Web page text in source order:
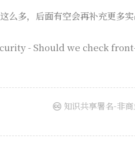
么多，后面有空会再补充更多实
- Should we check
知识共享署名-非